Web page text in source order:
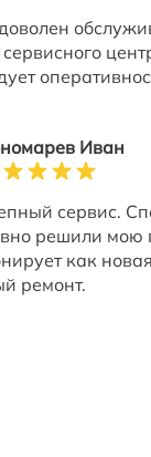
Иван
сервис.
решили мою
как
ремонт.